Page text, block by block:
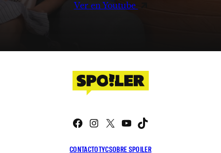
Ver en Youtube
CONTACTOTYCSOBRE SPOILER
Facebook
Instagram
X YouTube